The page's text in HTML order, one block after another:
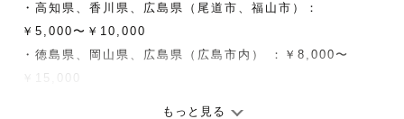
・高知県、香川県、広島県（尾道市、福山市）：
￥5,000〜￥10,000
・徳島県、岡山県、広島県（広島市内） ：￥8,000〜
￥15,000
もっと見る